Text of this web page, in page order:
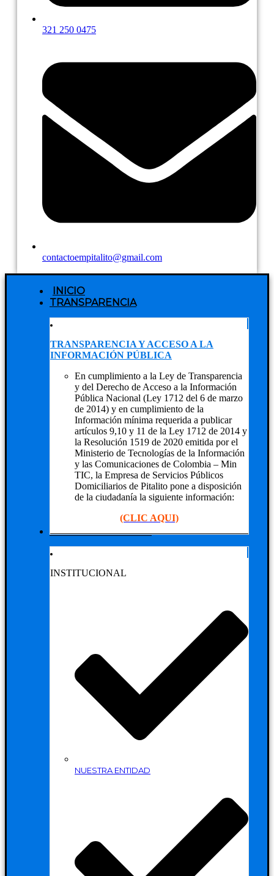
321 250 0475
contactoempitalito@gmail.com
INICIO
TRANSPARENCIA
TRANSPARENCIA Y ACCESO A LA
INFORMACIÓN PÚBLICA
En cumplimiento a la Ley de Transparencia
y del Derecho de Acceso a la Información
Pública Nacional (Ley 1712 del 6 de marzo
de 2014) y en cumplimiento de la
Información mínima requerida a publicar
artículos 9,10 y 11 de la Ley 1712 de 2014 y
la Resolución 1519 de 2020 emitida por el
Ministerio de Tecnologías de la Información
y las Comunicaciones de Colombia – Min
TIC, la Empresa de Servicios Públicos
Domiciliarios de Pitalito pone a disposición
de la ciudadanía la siguiente información:
(CLIC AQUI)
NUESTRA EMPRESA
INSTITUCIONAL
NUESTRA ENTIDAD